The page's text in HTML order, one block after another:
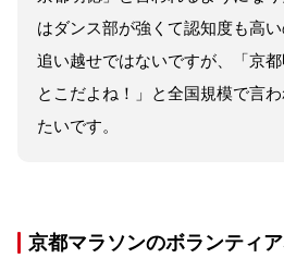
はダンス部が強くて認知度も高
追い越せではないですが、「京
とこだよね！」と全国規模で言
たいです。
京都マラソンのボランティ